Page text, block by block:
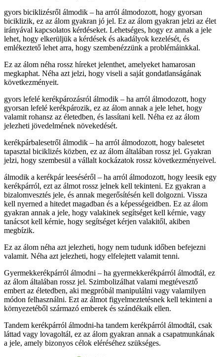
gyors biciklizésről álmodik – ha arról álmodozott, hogy gyorsan
biciklizik, ez az álom gyakran jó jel. Ez az álom gyakran jelzi az élet
irányával kapcsolatos kérdéseket. Lehetséges, hogy ez annak a jele
lehet, hogy elkerüljük a kérdések és akadályok kezelését, és
emlékeztető lehet arra, hogy szembenézzünk a problémáinkkal.
Ez az álom néha rossz híreket jelenthet, amelyeket hamarosan
megkaphat. Néha azt jelzi, hogy viseli a saját gondatlanságának
következményeit.
gyors lefelé kerékpározásról álmodik – ha arról álmodozott, hogy
gyorsan lefelé kerékpározik, ez az álom annak a jele lehet, hogy
valamit rohansz az életedben, és lassítani kell. Néha ez az álom
jelezheti jövedelmének növekedését.
kerékpárbalesetről álmodik – ha arról álmodozott, hogy balesetet
tapasztal biciklizés közben, ez az álom általában rossz jel. Gyakran
jelzi, hogy szembesül a vállalt kockázatok rossz következményeivel.
álmodik a kerékpár leeséséről – ha arról álmodozott, hogy leesik egy
kerékpárról, ezt az álmot rossz jelnek kell tekinteni. Ez gyakran a
bizalomvesztés jele, és annak megerősítésén kell dolgozni. Vissza
kell nyerned a hitedet magadban és a képességeidben. Ez az álom
gyakran annak a jele, hogy valakinek segítséget kell kérnie, vagy
tanácsot kell kérnie, hogy segítséget kérjen valakitől, akiben
megbízik.
Ez az álom néha azt jelezheti, hogy nem tudunk időben befejezni
valamit. Néha azt jelezheti, hogy elfelejtett valamit tenni.
Gyermekkerékpárról álmodni – ha gyermekkerékpárról álmodtál, ez
az álom általában rossz jel. Szimbolizálhat valami megtévesztő
embert az életedben, aki megpróbál manipulálni vagy valamilyen
módon felhasználni. Ezt az álmot figyelmeztetésnek kell tekinteni a
környezetéből származó emberek és szándékaik ellen.
Tandem kerékpárról álmodni-ha tandem kerékpárról álmodtál, csak
láttad vagy lovagoltál, ez az álom gyakran annak a csapatmunkának
a jele, amely bizonyos célok eléréséhez szükséges.